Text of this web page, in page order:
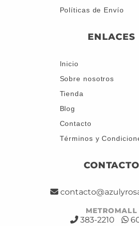
Políticas de Envío
ENLACES
Inicio
Sobre nosotros
Tienda
Blog
Contacto
Términos y
CONTACTO
METROMALL
383-2210